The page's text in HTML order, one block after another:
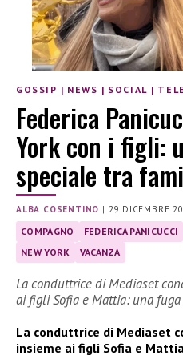
GOSSIP | NEWS | SOCIAL |
Federica
York con i figli:
speciale tra
ALBA COSENTINO | 29 DICEMBRE
COMPAGNO FEDERICA PANICUCCI
NEW YORK
VACANZA
La conduttrice di Mediaset
ai figli Sofia e Mattia: una
La conduttrice di Mediaset
insieme ai figli Sofia e